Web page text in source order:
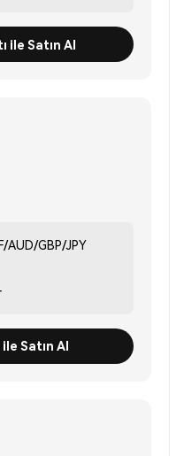
ile Satın Al
AUD/GBP/JPY
Satın Al